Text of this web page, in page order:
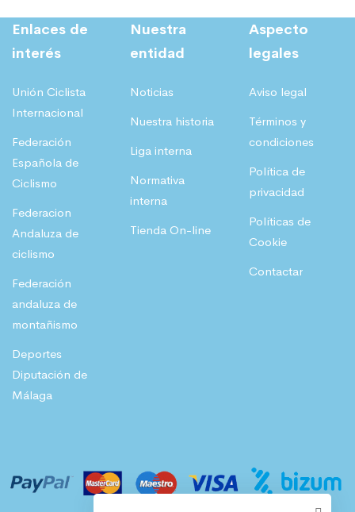
Enlaces de
interés
Unión Ciclista
Internacional
Federación
Española de
Ciclismo
Federacion
Andaluza de
ciclismo
Federación
andaluza de
montañismo
Deportes
Diputación de
Málaga
Nuestra
entidad
Noticias
Nuestra historia
Liga interna
Normativa
interna
Tienda On-line
Aspecto
legales
Aviso legal
Términos y
condiciones
Política de
privacidad
Políticas de
Cookie
Contactar